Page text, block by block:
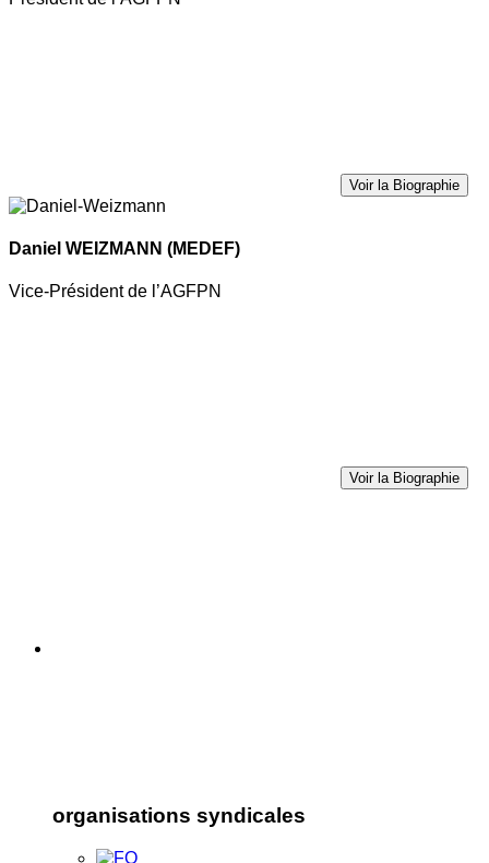
Voir la Biographie
Daniel WEIZMANN (MEDEF)
Vice-Président de l’AGFPN
Voir la Biographie
organisations syndicales